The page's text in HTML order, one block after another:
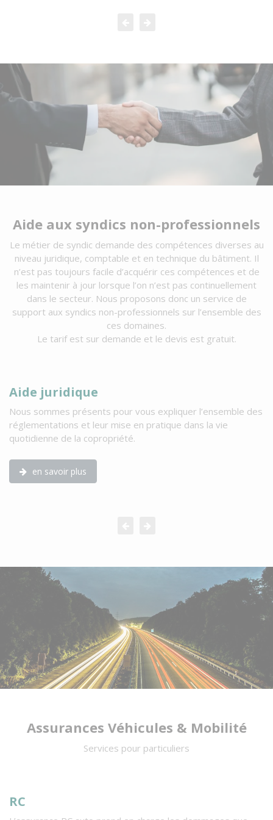
Aide aux syndics non-professionnels
Le métier de syndic demande des compétences diverses au
niveau juridique, comptable et en technique du bâtiment. Il
n’est pas toujours facile d’acquérir ces compétences et de
les maintenir à jour lorsque l’on n’est pas continuellement
dans le secteur. Nous proposons donc un service de
support aux syndics non-professionnels sur l’ensemble des
ces domaines.
Le tarif est sur demande et le devis est gratuit.
Aide juridique
Nous sommes présents pour vous expliquer l’ensemble des
réglementations et leur mise en pratique dans la vie
quotidienne de la copropriété.
en savoir plus
Assurances Véhicules & Mobilité
Services pour particuliers
RC